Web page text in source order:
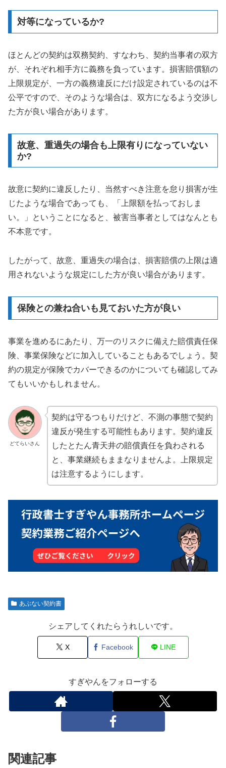
対等になっているか?
ほとんどの契約は双務契約、すなわち、契約当事者の双方
が、それぞれ相手方に義務を負っています。損害賠償額の
上限規定が、一方の義務違反にだけ設定されているのは不
公平ですので、そのような場合は、双方になるよう交渉し
た方が良い場合があります。
故意、重過失の場合も上限有りになっていない
か?
故意に契約に違反したり、当然すべき注意を怠り損害が生
じたような場合であっても、「上限額を払っておしま
い。」ということになると、被害当事者としてはなんとも
不本意です。
したがって、故意、重過失の場合は、損害賠償の上限は適
用されないような規定にした方が良い場合があります。
保険との兼ね合いも見ておいた方が良い
事業を進めるにあたり、万一のリスクに備えた賠償責任保
険、事業保険などに加入していることもあるでしょう。契
約の規定が保険でカバーできるのかについても確認してみ
てもいいかもしれません。
どてらいさん
契約は守るつもりだけど、不測の事態で契約
違反が発生する可能性もあります。契約違反
したとたん青天井の賠償責任を負わされる
と、事業継続もままなりませんよ。上限規定
は注意するようにします。
あぶない契約書
シェアしてくれたらうれしいです。
X Facebook LINE
すぎやんをフォローする
関連記事